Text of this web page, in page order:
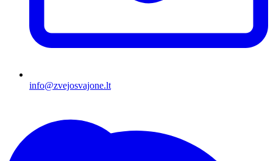
info@zvejosvajone.lt